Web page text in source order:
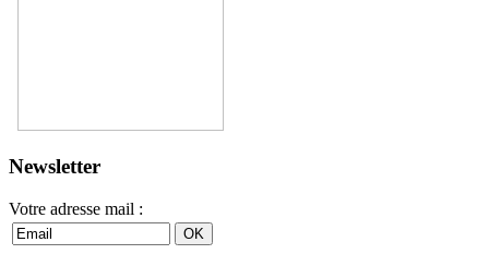
Newsletter
Votre adresse mail :